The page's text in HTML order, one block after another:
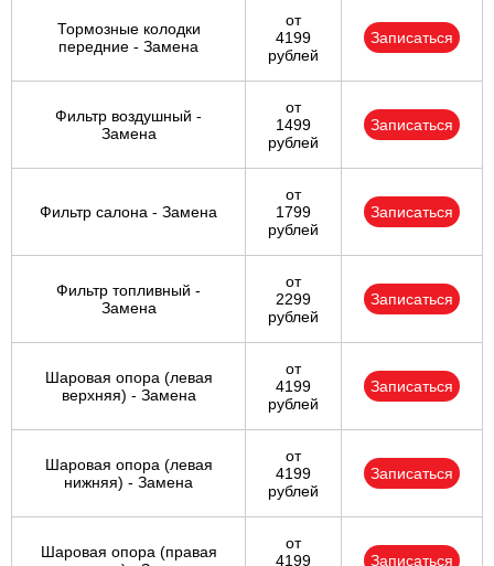
Тормозные колодки
передние - Замена
от
4199
рублей
Записаться
Фильтр воздушный -
Замена
от
1499
рублей
Записаться
Фильтр салона - Замена
от
1799
рублей
Записаться
Фильтр топливный -
Замена
от
2299
рублей
Записаться
Шаровая опора (левая
верхняя) - Замена
от
4199
рублей
Записаться
Шаровая опора (левая
нижняя) - Замена
от
4199
рублей
Записаться
Шаровая опора (правая
от
4199
Записаться